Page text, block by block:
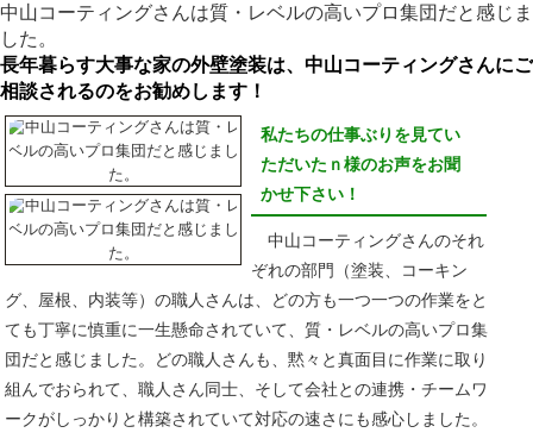
中山コーティングさんは質・レベルの高いプロ集団だと感じま
した。
長年暮らす大事な家の外壁塗装は、中山コーティングさんにご
相談されるのをお勧めします！
私たちの仕事ぶりを見てい
ただいたｎ様のお声をお聞
かせ下さい！
中山コーティングさんのそれ
ぞれの部門（塗装、コーキン
グ、屋根、内装等）の職人さんは、どの方も一つ一つの作業をと
ても丁寧に慎重に一生懸命されていて、質・レベルの高いプロ集
団だと感じました。どの職人さんも、黙々と真面目に作業に取り
組んでおられて、職人さん同士、そして会社との連携・チームワ
ークがしっかりと構築されていて対応の速さにも感心しました。